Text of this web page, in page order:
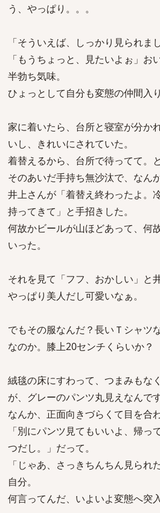
う、やっぱり。。。
「そういえば、しっかり見られま
「もうちょっと、見たいよぉ」お
半勃ち気味。
ひょっとして自分も変態の仲間入り
家に着いたら、台所と寝室が分か
いし、きれいにされていた。
着替えるから、台所で待ってて。
そのあいだ手持ち無沙汰で、なん
井上さんが「着替え終わったよ。
持ってきて」と手招きした。
何故かビールが山ほどあって、何
いった。
それを見て「フフ、おかしい」と
やっぱり美人だし可愛いなぁ。
でもその服なんだ？長いＴシャツ
なのか。膝上20センチくらいか？
絨毯の床にすわって、つまみもな
が、グレーのパンツ丸見えなんです
なんか、正面向きづらくて目を合
「別にパンツ見てもいいよ、帰っ
つだし。」だって。
「じゃあ、さっきちんちん見られ
自分。
何言ってんだ、いよいよ変態へ突入